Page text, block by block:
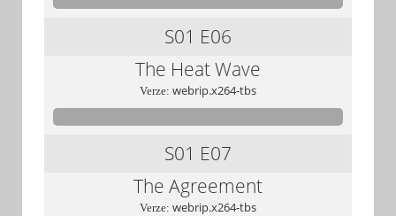
S01 E06
The Heat Wave
Verze: webrip.x264-tbs
S01 E07
The Agreement
Verze: webrip.x264-tbs